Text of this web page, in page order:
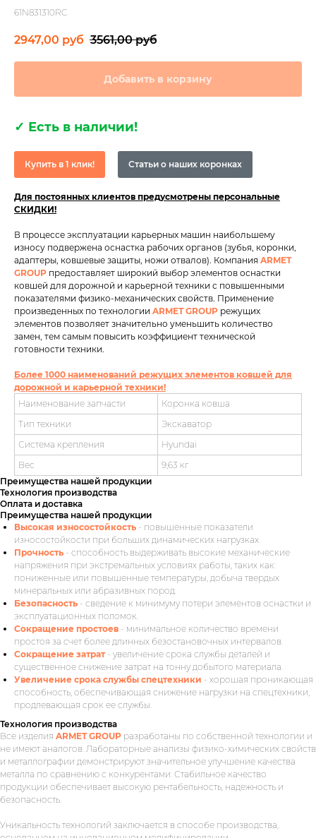
61N831310RC
2947,00 руб 3561,00 руб
Добавить в корзину
✓ Есть в наличии!
Купить в 1 клик! Статьи о наших коронках
Для постоянных клиентов предусмотрены персональные
СКИДКИ!
В процессе эксплуатации карьерных машин наибольшему
износу подвержена оснастка рабочих органов (зубья, коронки,
адаптеры, ковшевые защиты, ножи отвалов). Компания ARMET
GROUP предоставляет широкий выбор элементов оснастки
ковшей для дорожной и карьерной техники с повышенными
показателями физико-механических свойств. Применение
произведенных по технологии ARMET GROUP режущих
элементов позволяет значительно уменьшить количество
замен, тем самым повысить коэффициент технической
готовности техники.
Более 1000 наименований режущих элементов ковшей для
дорожной и карьерной техники!
Наименование запчасти
Коронка ковша
Тип техники
Экскаватор
Система крепления
Hyundai
Вес
9,63 кг
Преимущества нашей продукции
Технология производства
Оплата и доставка
Преимущества нашей продукции
Высокая износостойкость - повышенные показатели
износостойкости при больших динамических нагрузках.
Прочность - способность выдерживать высокие механические
напряжения при экстремальных условиях работы, таких как:
пониженные или повышенные температуры, добыча твердых
минеральных или абразивных пород.
Безопасность - сведение к минимуму потери элементов оснастки и
эксплуатационных поломок.
Сокращение простоев - минимальное количество времени
простоя за счет более длинных безостановочных интервалов.
Сокращение затрат - увеличение срока службы деталей и
существенное снижение затрат на тонну добытого материала.
Увеличение срока службы спецтехники - хорошая проникающая
способность, обеспечивающая снижение нагрузки на спецтехники,
продлевающая срок ее службы.
Технология производства
Все изделия ARMET GROUP разработаны по собственной технологии и
не имеют аналогов. Лабораторные анализы физико-химических свойств
и металлографии демонстрируют значительное улучшение качества
металла по сравнению с конкурентами. Стабильное качество
продукции обеспечивает высокую рентабельность, надежность и
безопасность.
Уникальность технологий заключается в способе производства,